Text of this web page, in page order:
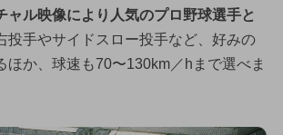
ャル映像により人気のプロ野球選手と
投手やサイドスロー投手など、好みの
ほか、球速も70〜130km／hまで選べま